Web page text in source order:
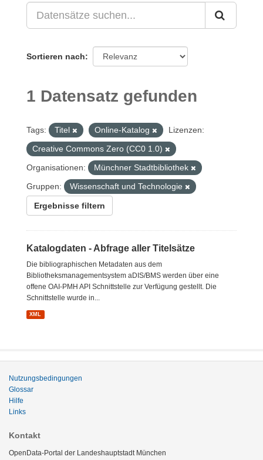
Sortieren nach
1 Datensatz gefunden
Tags: Titel Online-Katalog
Lizenzen:
Creative Commons Zero (CC0 1.0)
Organisationen:
Münchner Stadtbibliothek
Gruppen:
Wissenschaft und Technologie
Ergebnisse filtern
Katalogdaten - Abfrage aller Titelsätze
Die bibliographischen Metadaten aus dem
Bibliotheksmanagementsystem aDIS/BMS werden über eine
offene OAI-PMH API Schnittstelle zur Verfügung gestellt. Die
Schnittstelle wurde in...
XML
Nutzungsbedingungen
Glossar
Hilfe
Links
Kontakt
OpenData-Portal der Landeshauptstadt München